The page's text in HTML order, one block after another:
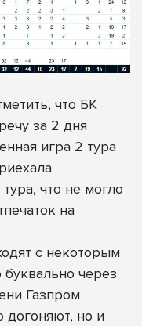
что БК
за 2 дня
игра 2 тура
что не могло
на
с некоторым
через
Газпром
догоняют, но и